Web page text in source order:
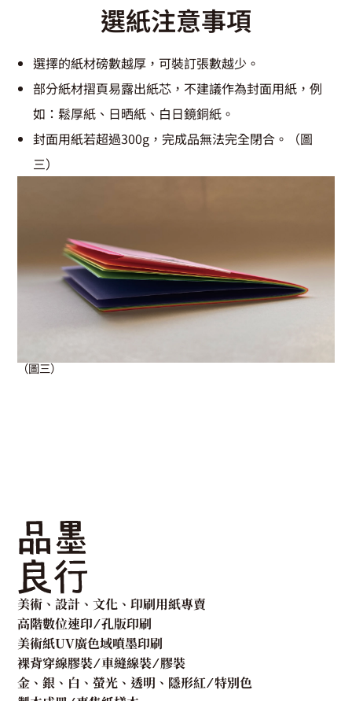
選紙注意事項
選擇的紙材磅數越厚，可裝訂張數越少。
部分紙材摺頁易露出紙芯，不建議作為封面用紙，例
如：鬆厚紙、日晒紙、白日鏡銅紙。
封面用紙若超過300g，完成品無法完全閉合。（圖
三）
（圖三）
美術、設計、文化、印刷用紙專賣
高階數位速印 ⁄ 孔版印刷
美術紙UV廣色域噴墨印刷
裸背穿線膠裝 ⁄ 車縫線裝 ⁄ 膠裝
金、銀、白、螢光、透明、隱形紅 ⁄ 特別色